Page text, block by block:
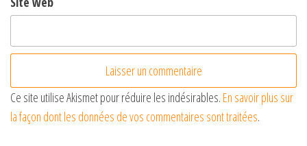
Ce site utilise Akismet pour réduire les indésirables. En savoir plus sur
la façon dont les données de vos commentaires sont traitées.